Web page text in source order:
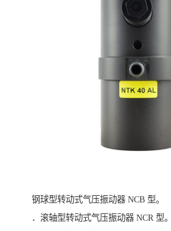
钢球型转动式气压振动器 NCB 型。
．滚轴型转动式气压振动器 NCR 型。